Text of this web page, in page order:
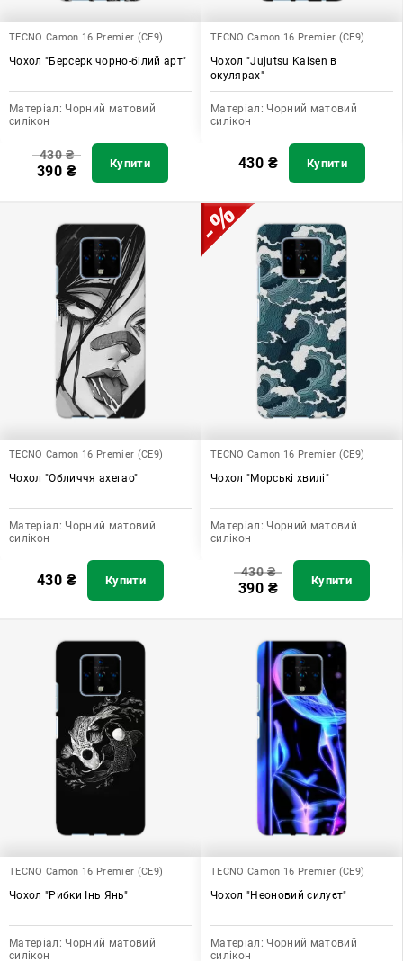
TECNO Camon 16 Premier (CE9)
Чохол "Берсерк чорно-білий арт"
Матеріал: Чорний матовий
силікон
430₴
390 ₴ Купити
TECNO Camon 16 Premier (CE9)
Чохол "Jujutsu Kaisen в
окулярах"
Матеріал: Чорний матовий
силікон
430 ₴ Купити
TECNO Camon 16 Premier (CE9)
Чохол "Обличчя ахегао"
Матеріал: Чорний матовий
силікон
430 ₴ Купити
TECNO Camon 16 Premier (CE9)
Чохол "Морські хвилі"
Матеріал: Чорний матовий
силікон
430₴
390 ₴ Купити
TECNO Camon 16 Premier (CE9)
Чохол "Рибки Інь Янь"
Матеріал: Чорний матовий
силікон
TECNO Camon 16 Premier (CE9)
Чохол "Неоновий силуєт"
Матеріал: Чорний матовий
силікон